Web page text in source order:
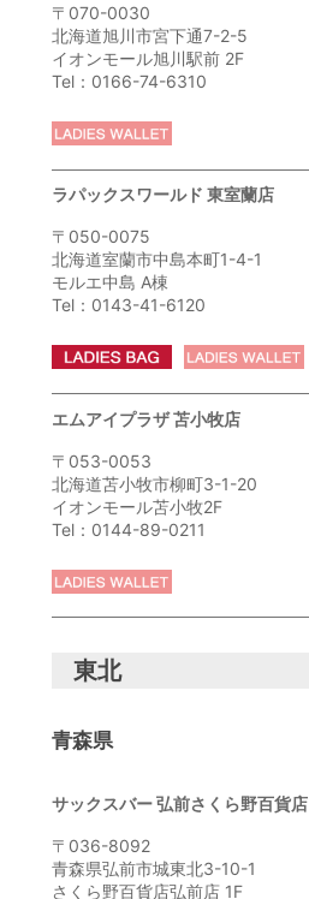
〒070-0030
北海道旭川市宮下通7-2-5
イオンモール旭川駅前 2F
Tel：0166-74-6310
ラパックスワールド 東室蘭店
〒050-0075
北海道室蘭市中島本町1-4-1
モルエ中島 A棟
Tel：0143-41-6120
エムアイプラザ 苫小牧店
〒053-0053
北海道苫小牧市柳町3-1-20
イオンモール苫小牧2F
Tel：0144-89-0211
東北
青森県
サックスバー 弘前さくら野百貨店
〒036-8092
青森県弘前市城東北3-10-1
さくら野百貨店弘前店 1F